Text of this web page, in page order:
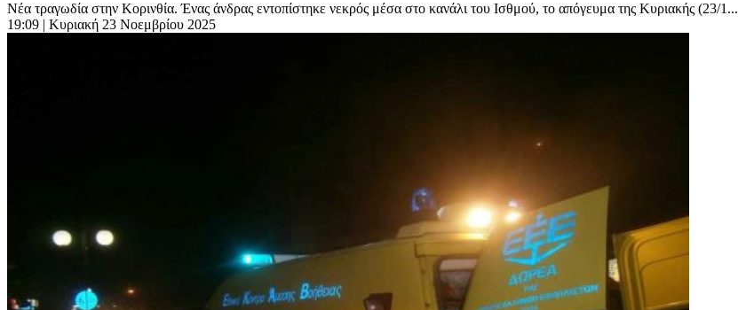
Νέα τραγωδία στην Κορινθία. Ένας άνδρας εντοπίστηκε νεκρός μέσα στο κανάλι του Ισθμού, το απόγευμα της Κυριακής (23/1...
19:09 | Κυριακή 23 Νοεμβρίου 2025